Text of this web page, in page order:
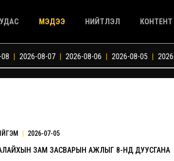
МЭДЭЭ НИЙТЛЭЛ КОНТЕНТ
| 2026-08-07 | 2026-08-06 | 2026-08-05 |
| 2026-07-05
ЗАМ ЗАСВАРЫН АЖЛЫГ 8-НД ДУУСГАНА